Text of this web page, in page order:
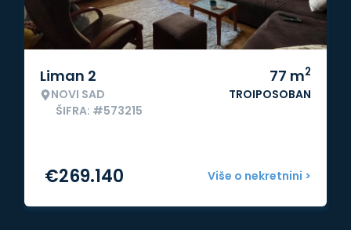
Liman 2
NOVI SAD
ŠIFRA: #573215
77 m2
TROIPOSOBAN
Više o nekretnini >
€269.140